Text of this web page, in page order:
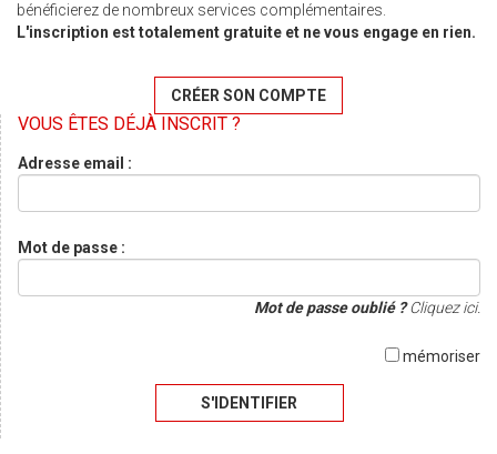
bénéficierez de nombreux services complémentaires.
L'inscription est totalement gratuite et ne vous engage en rien.
CRÉER SON COMPTE
VOUS ÊTES DÉJÀ INSCRIT ?
Adresse email :
Mot de passe :
Mot de passe oublié ?Cliquez ici.
mémoriser
S'IDENTIFIER